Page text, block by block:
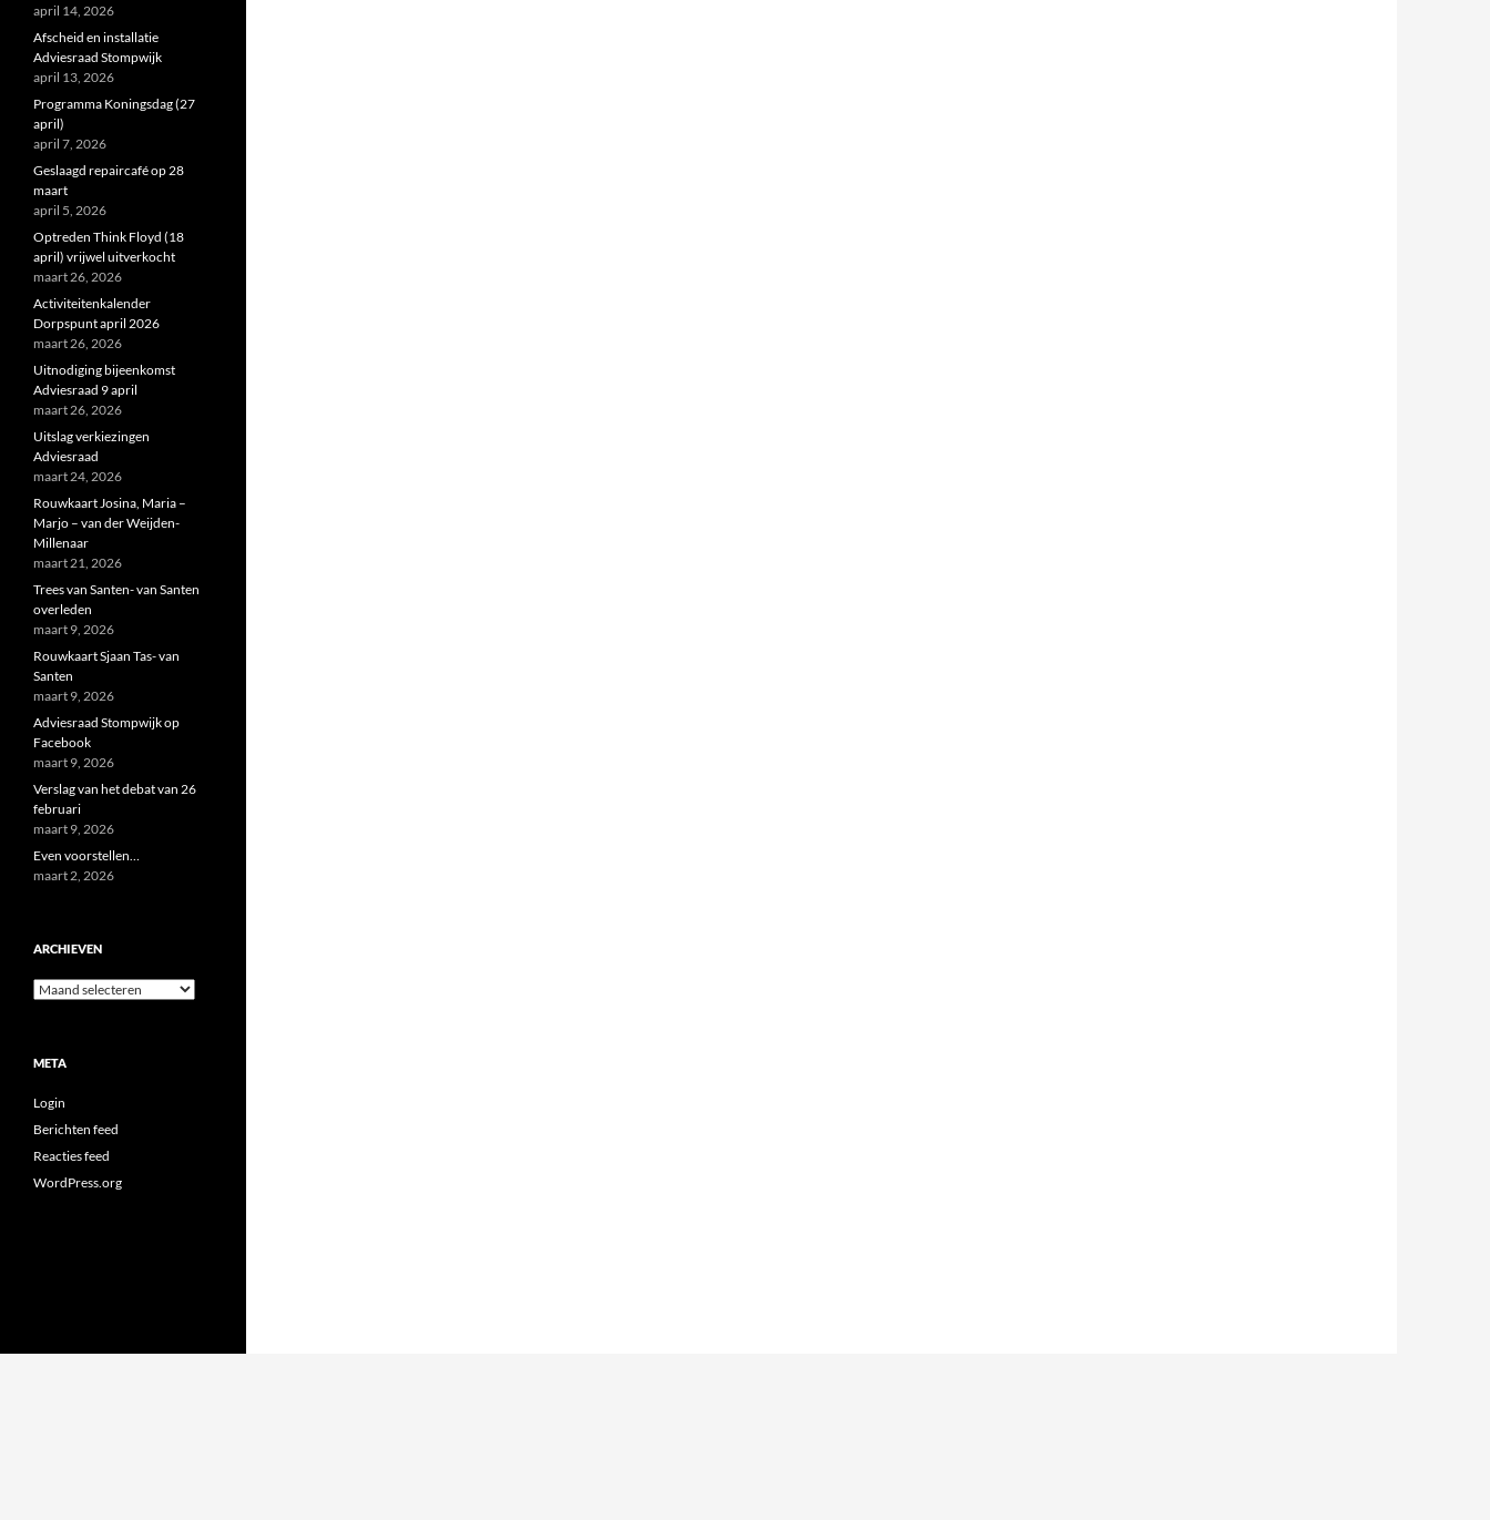
april 14, 2026
Afscheid en installatie
Adviesraad Stompwijk
april 13, 2026
Programma Koningsdag (27
april)
april 7, 2026
Geslaagd repaircafé op 28
maart
april 5, 2026
Optreden Think Floyd (18
april) vrijwel uitverkocht
maart 26, 2026
Activiteitenkalender
Dorpspunt april 2026
maart 26, 2026
Uitnodiging bijeenkomst
Adviesraad 9 april
maart 26, 2026
Uitslag verkiezingen
Adviesraad
maart 24, 2026
Rouwkaart Josina, Maria –
Marjo – van der Weijden-
Millenaar
maart 21, 2026
Trees van Santen- van Santen
overleden
maart 9, 2026
Rouwkaart Sjaan Tas- van
Santen
maart 9, 2026
Adviesraad Stompwijk op
Facebook
maart 9, 2026
Verslag van het debat van 26
februari
maart 9, 2026
Even voorstellen…
maart 2, 2026
ARCHIEVEN
Archieven
META
Login
Berichten feed
Reacties feed
WordPress.org